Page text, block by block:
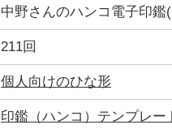
中野さんのハンコ電子印
211回
個人向けのひな形
印鑑（ハンコ）テンプレー